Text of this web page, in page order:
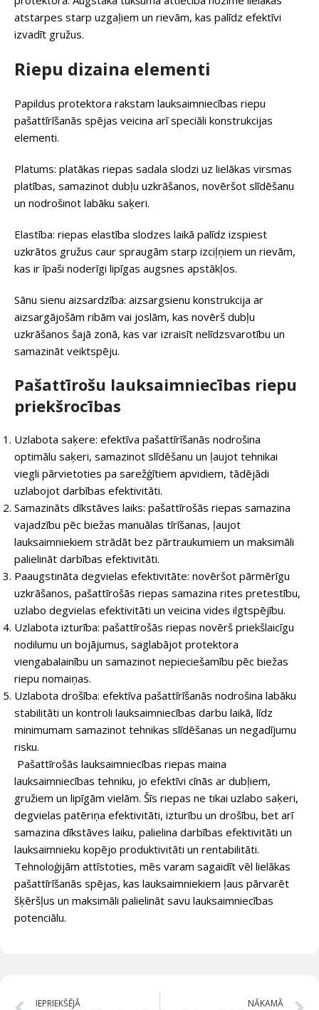
atstarpes starp uzgaļiem un rievām, kas palīdz efektīvi
izvadīt gružus.
Riepu dizaina elementi
Papildus protektora rakstam lauksaimniecības riepu
pašattīrīšanās spējas veicina arī speciāli konstrukcijas
elementi.
Platums: platākas riepas sadala slodzi uz lielākas virsmas
platības, samazinot dubļu uzkrāšanos, novēršot slīdēšanu
un nodrošinot labāku saķeri.
Elastība: riepas elastība slodzes laikā palīdz izspiest
uzkrātos gružus caur spraugām starp izciļņiem un rievām,
kas ir īpaši noderīgi lipīgas augsnes apstākļos.
Sānu sienu aizsardzība: aizsargsienu konstrukcija ar
aizsargājošām ribām vai joslām, kas novērš dubļu
uzkrāšanos šajā zonā, kas var izraisīt nelīdzsvarotību un
samazināt veiktspēju.
Pašattīrošu lauksaimniecības riepu
priekšrocības
Uzlabota saķere: efektīva pašattīrīšanās nodrošina
optimālu saķeri, samazinot slīdēšanu un ļaujot tehnikai
viegli pārvietoties pa sarežģītiem apvidiem, tādējādi
uzlabojot darbības efektivitāti.
Samazināts dīkstāves laiks: pašattīrošās riepas samazina
vajadzību pēc biežas manuālas tīrīšanas, ļaujot
lauksaimniekiem strādāt bez pārtraukumiem un maksimāli
palielināt darbības efektivitāti.
Paaugstināta degvielas efektivitāte: novēršot pārmērīgu
uzkrāšanos, pašattīrošās riepas samazina rites pretestību,
uzlabo degvielas efektivitāti un veicina vides ilgtspējību.
Uzlabota izturība: pašattīrošās riepas novērš priekšlaicīgu
nodilumu un bojājumus, saglabājot protektora
viengabalainību un samazinot nepieciešamību pēc biežas
riepu nomaiņas.
Uzlabota drošība: efektīva pašattīrīšanās nodrošina labāku
stabilitāti un kontroli lauksaimniecības darbu laikā, līdz
minimumam samazinot tehnikas slīdēšanas un negadījumu
risku.
Pašattīrošās lauksaimniecības riepas maina
lauksaimniecības tehniku, jo efektīvi cīnās ar dubļiem,
gružiem un lipīgām vielām. Šīs riepas ne tikai uzlabo saķeri,
degvielas patēriņa efektivitāti, izturību un drošību, bet arī
samazina dīkstāves laiku, palielina darbības efektivitāti un
lauksaimnieku kopējo produktivitāti un rentabilitāti.
Tehnoloģijām attīstoties, mēs varam sagaidīt vēl lielākas
pašattīrīšanās spējas, kas lauksaimniekiem ļaus pārvarēt
šķēršļus un maksimāli palielināt savu lauksaimniecības
potenciālu.
IEPRIEKŠĒJĀ NĀKAMĀ